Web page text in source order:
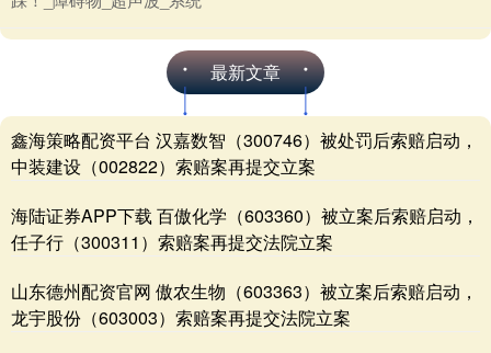
最新文章
鑫海策略配资平台 汉嘉数智（300746）被处罚后索赔启动，
中装建设（002822）索赔案再提交立案
海陆证券APP下载 百傲化学（603360）被立案后索赔启动，
任子行（300311）索赔案再提交法院立案
山东德州配资官网 傲农生物（603363）被立案后索赔启动，
龙宇股份（603003）索赔案再提交法院立案